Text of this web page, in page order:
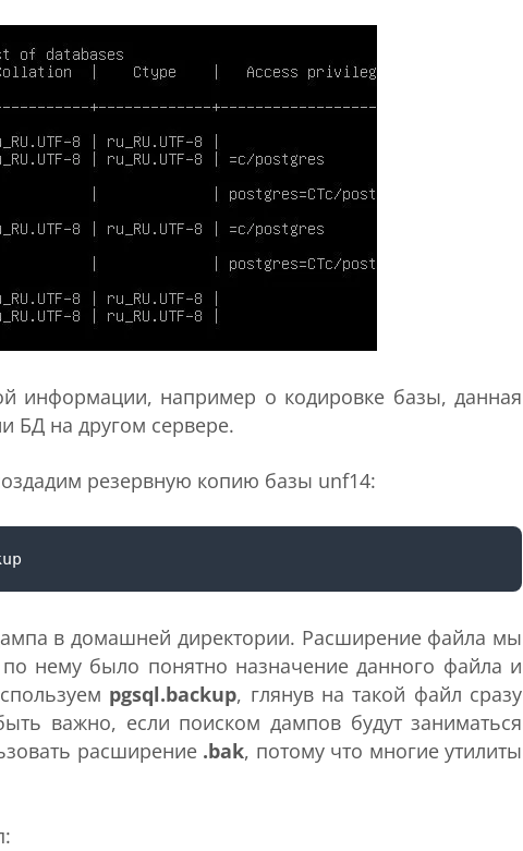
информации, например о кодировке базы, данная
БД на другом сервере.
резервную копию базы unf14:
в домашней директории. Расширение файла мы
нему было понятно назначение данного файла и
pgsql.backup, глянув на такой файл сразу
важно, если поиском дампов будут заниматься
расширение .bak, потому что многие утилиты